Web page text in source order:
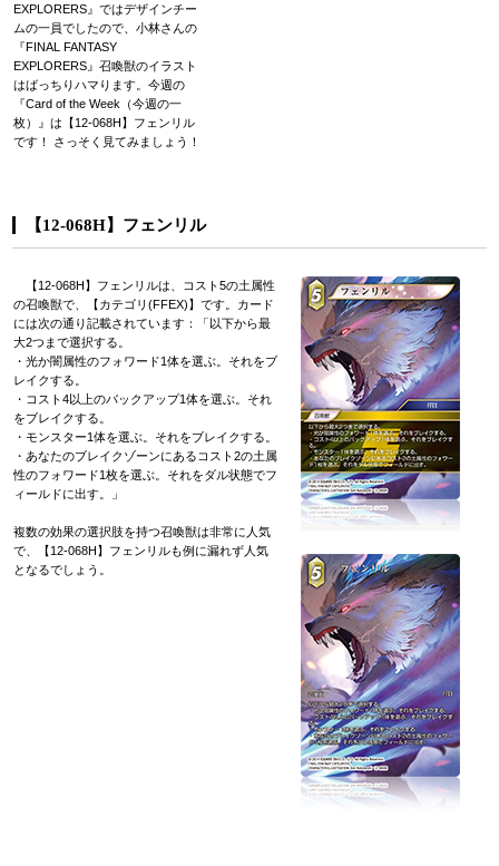
EXPLORERS』ではデザインチー
ムの一員でしたので、小林さんの
『FINAL FANTASY
EXPLORERS』召喚獣のイラスト
はばっちりハマります。今週の
『Card of the Week（今週の一
枚）』は【12-068H】フェンリル
です！ さっそく見てみましょう！
【12-068H】フェンリル
【12-068H】フェンリルは、コスト5の土属性
の召喚獣で、【カテゴリ(FFEX)】です。カード
には次の通り記載されています：「以下から最
大2つまで選択する。
・光か闇属性のフォワード1体を選ぶ。それをブ
レイクする。
・コスト4以上のバックアップ1体を選ぶ。それ
をブレイクする。
・モンスター1体を選ぶ。それをブレイクする。
・あなたのブレイクゾーンにあるコスト2の土属
性のフォワード1枚を選ぶ。それをダル状態でフ
ィールドに出す。」
複数の効果の選択肢を持つ召喚獣は非常に人気
で、【12-068H】フェンリルも例に漏れず人気
となるでしょう。